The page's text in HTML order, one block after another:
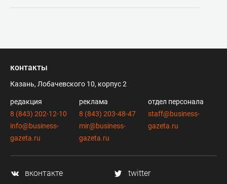
контакты
Казань, Лобачевского 10, корпус 2
редакция
8 (843) 202-12-10
info@business-
gazeta.ru
реклама
8 (843) 203-48-47
mir@business-
gazeta.ru
отдел персонала
staff@business-
gazeta.ru
вконтакте
twitter